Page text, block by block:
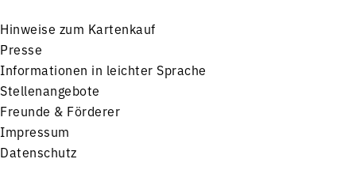
Hinweise zum Kartenkauf
Presse
Informationen in leichter Sprache
Stellenangebote
Freunde & Förderer
Impressum
Datenschutz